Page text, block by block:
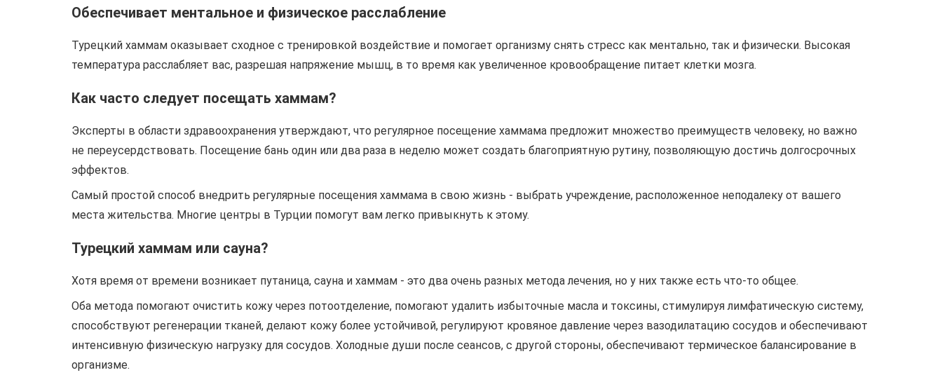
Обеспечивает ментальное и физическое расслабление
Турецкий хаммам оказывает сходное с тренировкой воздействие и помогает организму снять стресс как ментально, так и физически. Высокая
температура расслабляет вас, разрешая напряжение мышц, в то время как увеличенное кровообращение питает клетки мозга.
Как часто следует посещать хаммам?
Эксперты в области здравоохранения утверждают, что регулярное посещение хаммама предложит множество преимуществ человеку, но важно
не переусердствовать. Посещение бань один или два раза в неделю может создать благоприятную рутину, позволяющую достичь долгосрочных
эффектов.
Самый простой способ внедрить регулярные посещения хаммама в свою жизнь - выбрать учреждение, расположенное неподалеку от вашего
места жительства. Многие центры в Турции помогут вам легко привыкнуть к этому.
Турецкий хаммам или сауна?
Хотя время от времени возникает путаница, сауна и хаммам - это два очень разных метода лечения, но у них также есть что-то общее.
Оба метода помогают очистить кожу через потоотделение, помогают удалить избыточные масла и токсины, стимулируя лимфатическую систему,
способствуют регенерации тканей, делают кожу более устойчивой, регулируют кровяное давление через вазодилатацию сосудов и обеспечивают
интенсивную физическую нагрузку для сосудов. Холодные души после сеансов, с другой стороны, обеспечивают термическое балансирование в
организме.